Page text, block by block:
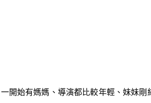
開始有媽媽、導演都比較年輕、妹妹剛